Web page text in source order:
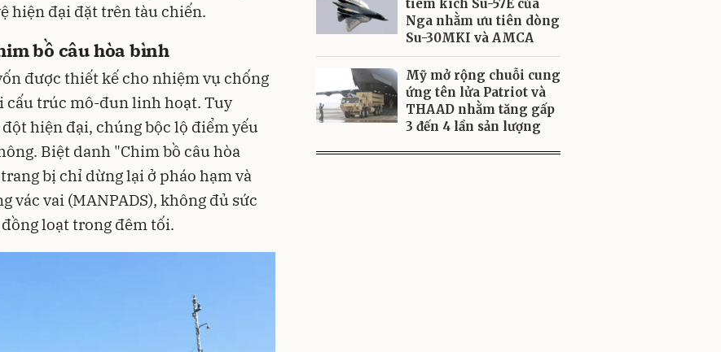
hiện đại đặt trên tàu chiến.
bồ câu hòa bình
được thiết kế cho nhiệm vụ chống
cấu trúc mô-đun linh hoạt. Tuy
hiện đại, chúng bộc lộ điểm yếu
Biệt danh "Chim bồ câu hòa
bị chỉ dừng lại ở pháo hạm và
vác vai (MANPADS), không đủ sức
loạt trong đêm tối.
tiêm kích Su-57E của
Nga nhằm ưu tiên dòng
Su-30MKI và AMCA
Mỹ mở rộng chuỗi cung
ứng tên lửa Patriot và
THAAD nhằm tăng gấp
3 đến 4 lần sản lượng